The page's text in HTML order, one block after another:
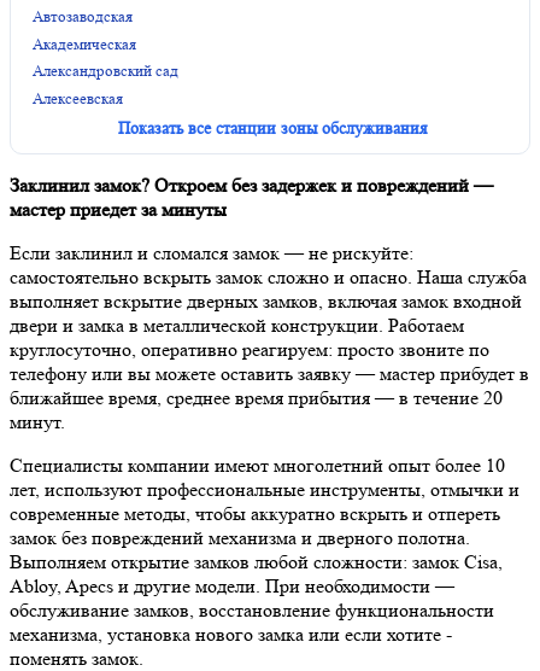
Автозаводская
Академическая
Александровский сад
Алексеевская
Показать все станции зоны обслуживания
Заклинил замок? Откроем без задержек и повреждений —
мастер приедет за минуты
Если заклинил и сломался замок — не рискуйте:
самостоятельно вскрыть замок сложно и опасно. Наша служба
выполняет вскрытие дверных замков, включая замок входной
двери и замка в металлической конструкции. Работаем
круглосуточно, оперативно реагируем: просто звоните по
телефону или вы можете оставить заявку — мастер прибудет в
ближайшее время, среднее время прибытия — в течение 20
минут.
Специалисты компании имеют многолетний опыт более 10
лет, используют профессиональные инструменты, отмычки и
современные методы, чтобы аккуратно вскрыть и отпереть
замок без повреждений механизма и дверного полотна.
Выполняем открытие замков любой сложности: замок Cisa,
Abloy, Apecs и другие модели. При необходимости —
обслуживание замков, восстановление функциональности
механизма, установка нового замка или если хотите -
поменять замок.